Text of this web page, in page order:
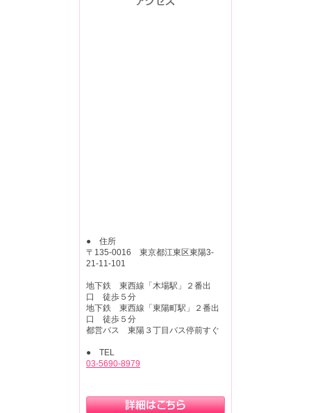
● 住所
〒135-0016 東京都江東区東陽3-
21-11-101
地下鉄 東西線「木場駅」２番出
口 徒歩５分
地下鉄 東西線「東陽町駅」２番出
口 徒歩５分
都営バス 東陽３丁目バス停前すぐ
● TEL
03-5690-8979